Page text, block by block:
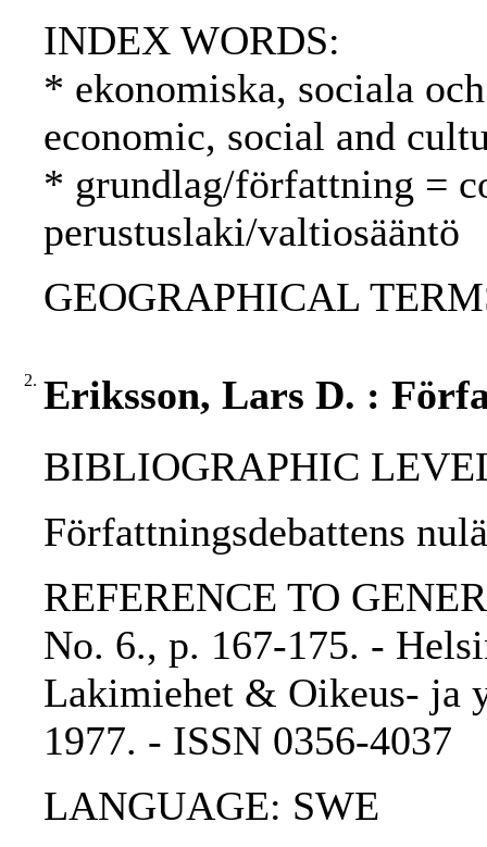
INDEX WORDS:
* ekonomiska, sociala
economic, social and
* grundlag/författning =
perustuslaki/valtiosääntö
GEOGRAPHICAL
2. Eriksson, Lars D. :
BIBLIOGRAPHIC
Författningsdebattens
REFERENCE TO
No. 6., p. 167-175. -
Lakimiehet & Oikeus- ja
1977. - ISSN 0356-4037
LANGUAGE: SWE